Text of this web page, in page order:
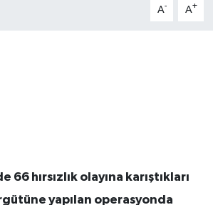
A- A+
66 hırsızlık olayına karıştıkları
yapılan operasyonda